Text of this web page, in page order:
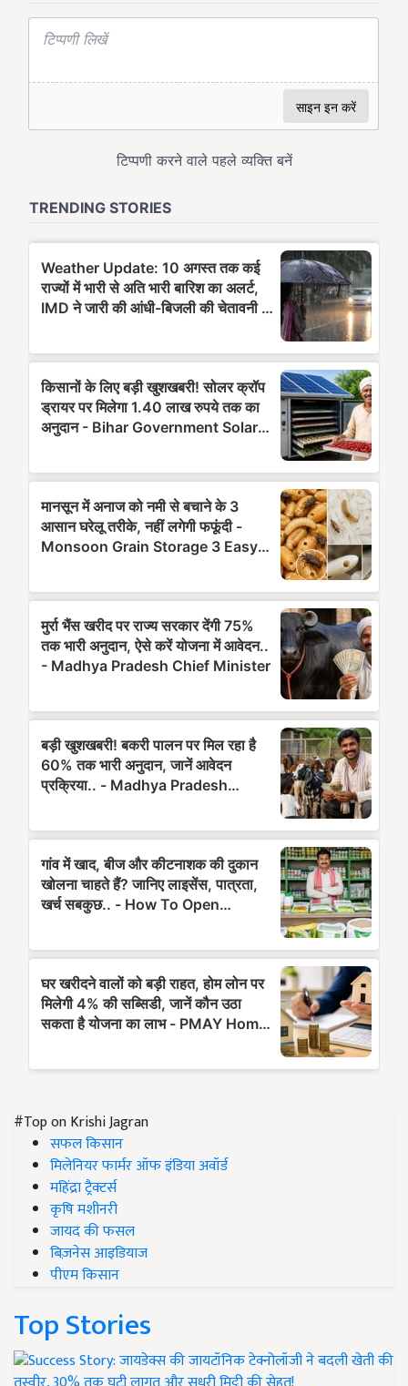
#Top on Krishi Jagran
सफल किसान
मिलेनियर फार्मर ऑफ इंडिया अवॉर्ड
महिंद्रा ट्रैक्टर्स
कृषि मशीनरी
जायद की फसल
बिज़नेस आइडियाज
पीएम किसान
Top Stories